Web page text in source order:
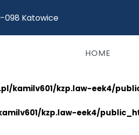
098 Katowice
HOME
kamilv601/kzp.law-eek4/
kzp.law-eek4/